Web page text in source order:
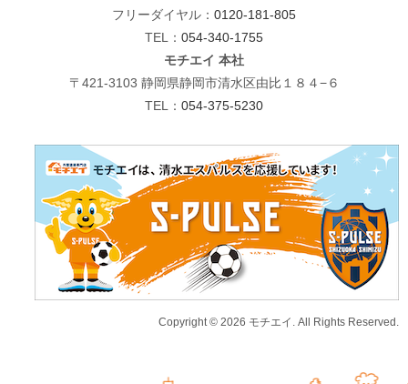
フリーダイヤル： 0120-181-805
TEL： 054-340-1755
モチエイ 本社
〒421-3103 静岡県静岡市清水区由比１８４−６
TEL： 054-375-5230
Copyright © 2026 モチエイ. All Rights Reserved.